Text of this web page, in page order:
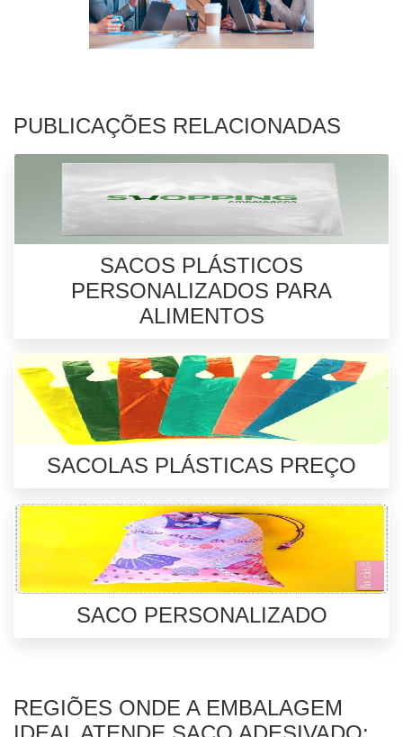
PUBLICAÇÕES RELACIONADAS
SACOS PLÁSTICOS
PERSONALIZADOS PARA
ALIMENTOS
SACOLAS PLÁSTICAS PREÇO
SACO PERSONALIZADO
REGIÕES ONDE A EMBALAGEM